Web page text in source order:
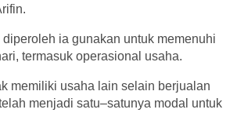
ia gunakan untuk memenuhi
termasuk operasional usaha.
memiliki usaha lain selain berjualan
menjadi satu–satunya modal untuk